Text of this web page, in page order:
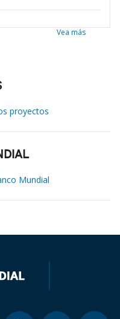
Vea más
proyectos
Mundial